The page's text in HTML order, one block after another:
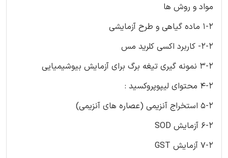
مواد و روش ها
1-2 ماده گیاهی و طرح آزمایشی
2-2- کاربرد اکسی کلرید مس
3-2 نمونه گیری تیغه برگ برای آزمایش بیوشیمیایی
4-2 محتوای لیپوپروکسید :
5-2 استخراج آنزیمی (عصاره های آنزیمی)
6-2 آزمایش SOD
7-2 آزمایش GST